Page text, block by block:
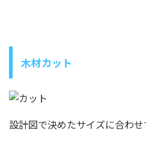
木材カット
設計図で決めたサイズに合わせ